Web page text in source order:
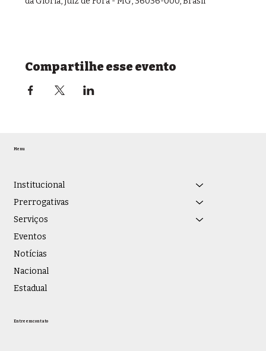
Compartilhe esse evento
Entre em contato
Menu
Institucional
Prerrogativas
Serviços
Eventos
Notícias
Nacional
Estadual